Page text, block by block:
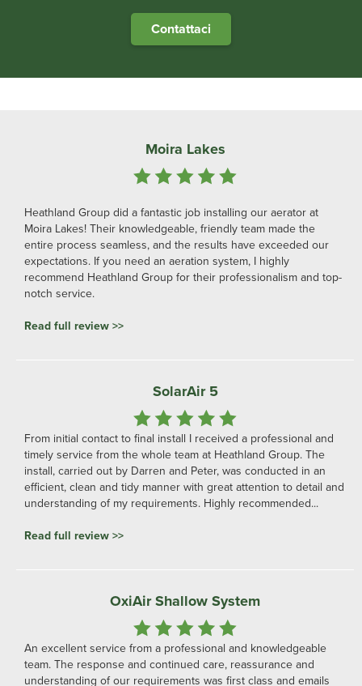
Contattaci
Moira Lakes
Heathland Group did a fantastic job installing our aerator at
Moira Lakes! Their knowledgeable, friendly team made the
entire process seamless, and the results have exceeded our
expectations. If you need an aeration system, I highly
recommend Heathland Group for their professionalism and top-
notch service.
Read full review >>
SolarAir 5
From initial contact to final install I received a professional and
timely service from the whole team at Heathland Group. The
install, carried out by Darren and Peter, was conducted in an
efficient, clean and tidy manner with great attention to detail and
understanding of my requirements. Highly recommended...
Read full review >>
OxiAir Shallow System
An excellent service from a professional and knowledgeable
team. The response and continued care, reassurance and
understanding of our requirements was first class and emails